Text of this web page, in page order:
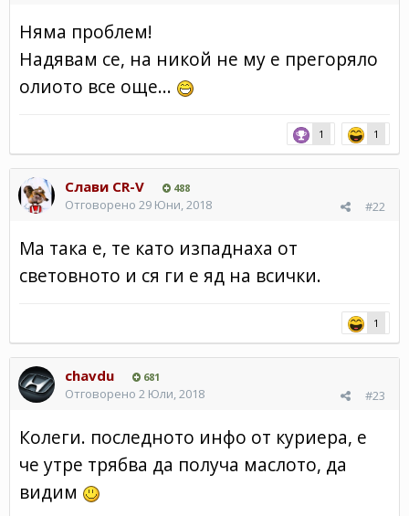
Няма проблем!
Надявам се, на никой не му е прегоряло
олиото все още...
1 1
Слави CR-V 488
#22
Отговорено 29 Юни, 2018
Ма така е, те като изпаднаха от
световното и ся ги е яд на всички.
1
chavdu 681
#23
Отговорено 2 Юли, 2018
Колеги. последното инфо от куриера, е
че утре трябва да получа маслото, да
видим